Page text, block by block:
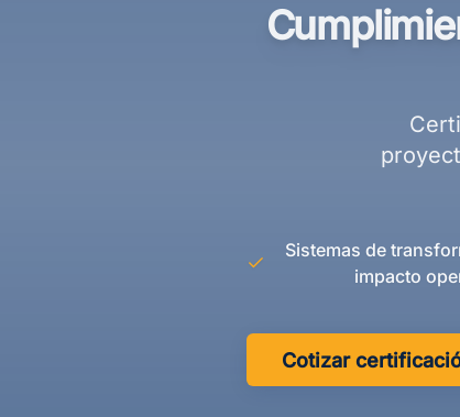
Sistemas de
impacto
Cotizar